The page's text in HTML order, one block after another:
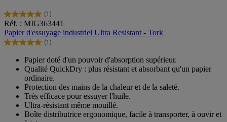
(1)
5.0
sur
5
étoiles.
avis
Réf. : MIG363441
Papier d'essuyage industriel Ultra Resistant - Tork
(1)
5.0
étoiles.
avis
Papier doté d'un pouvoir d'absorption supérieur.
Qualité QuickDry : plus résistant et absorbant qu'un papier
ordinaire.
Protection des mains de la chaleur et de la saleté.
Très efficace pour essuyer l'huile.
Ultra-résistant même mouillé.
Boîte distributrice ergonomique, facile à transporter, à ouvir et